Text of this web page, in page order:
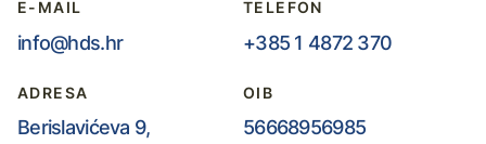
E-MAIL
info@hds.hr
TELEFON
+385 1 4872 370
ADRESA
Berislavićeva 9,
OIB
56668956985